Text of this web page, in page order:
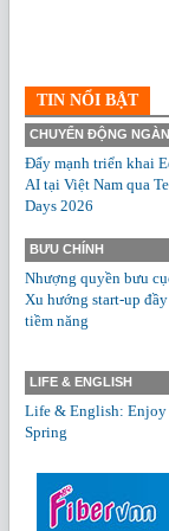
TIN NỔI BẬT
CHUYỂN ĐỘNG
Đẩy mạnh triển khai
AI tại Việt Nam qua
Days 2026
BƯU CHÍNH
Nhượng quyền bưu
Xu hướng start-up đầy
tiềm năng
LIFE & ENGLISH
Life & English: Enjoy
Spring